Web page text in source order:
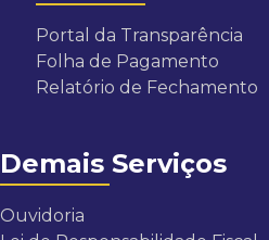
Portal da Transparência
Folha de Pagamento
Relatório de Fechamento
Demais Serviços
Ouvidoria